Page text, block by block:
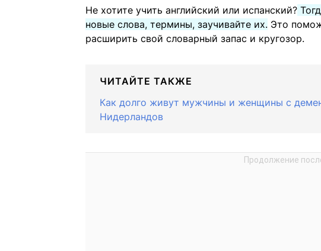
Не хотите учить английский или испанский?
новые слова, термины, заучивайте их. Это
расширить свой словарный запас и кругозор.
ЧИТАЙТЕ ТАКЖЕ
Как долго живут мужчины и женщины с
Нидерландов